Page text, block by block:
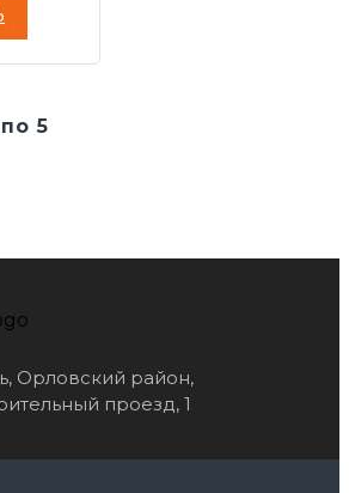
5
Орловский район,
проезд, 1